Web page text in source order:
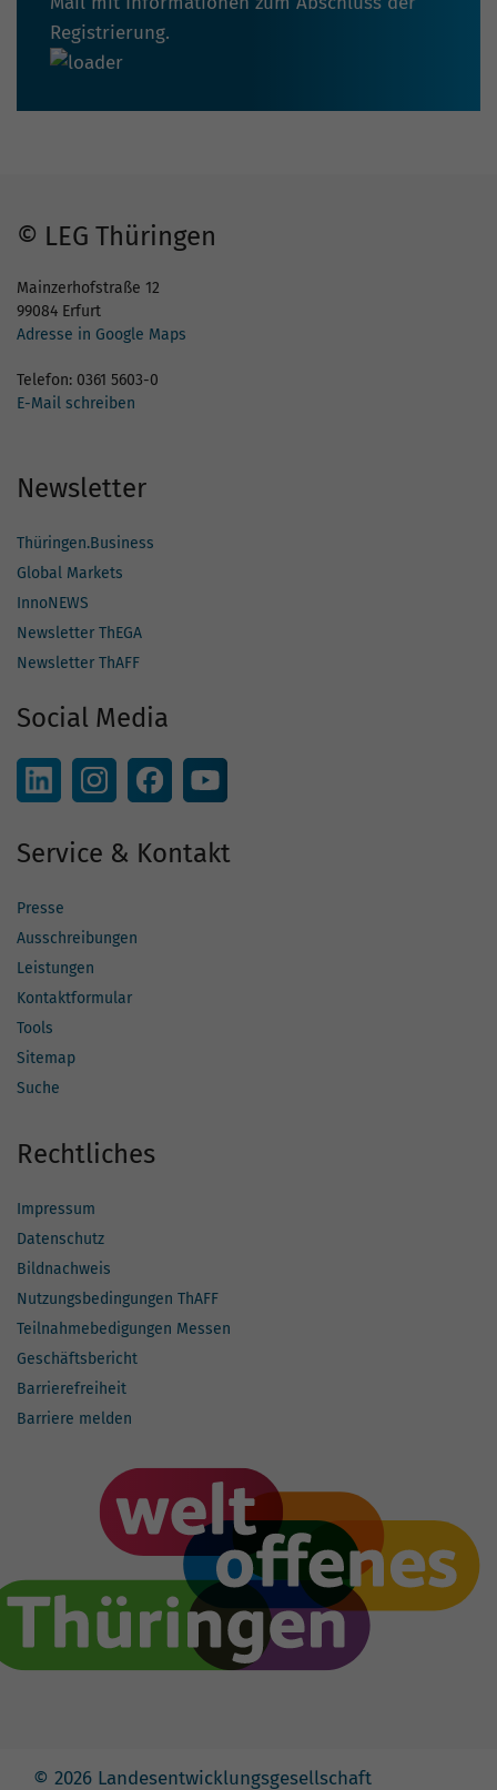
Registrierung.
© LEG Thüringen
Mainzerhofstraße 12
99084 Erfurt
Adresse in Google Maps
Telefon: 0361 5603-0
E-Mail schreiben
Newsletter
Thüringen.Business
Global Markets
InnoNEWS
Newsletter ThEGA
Newsletter ThAFF
Social Media
Service & Kontakt
Presse
Ausschreibungen
Leistungen
Kontaktformular
Tools
Sitemap
Suche
Rechtliches
Impressum
Datenschutz
Bildnachweis
Nutzungsbedingungen ThAFF
Teilnahmebedigungen Messen
Geschäftsbericht
Barrierefreiheit
Barriere melden
© 2026 Landesentwicklungsgesellschaft